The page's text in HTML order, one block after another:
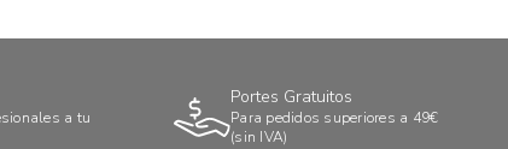
a tu
Portes Gratuitos
Para pedidos superiores a 49€
(sin IVA)